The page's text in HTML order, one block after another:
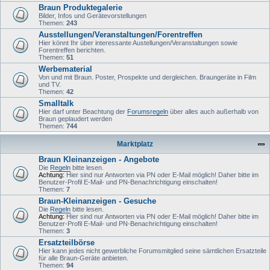
Braun Produktegalerie
Bilder, Infos und Gerätevorstellungen
Themen: 243
Ausstellungen/Veranstaltungen/Forentreffen
Hier könnt Ihr über interessante Austellungen/Veranstaltungen sowie
Forentreffen berichten.
Themen: 51
Werbematerial
Von und mit Braun. Poster, Prospekte und dergleichen. Braungeräte in Film
und TV.
Themen: 42
Smalltalk
Hier darf unter Beachtung der Forumsregeln über alles auch außerhalb von
Braun geplaudert werden
Themen: 744
Marktplatz
Braun Kleinanzeigen - Angebote
Die Regeln bitte lesen.
Achtung: Hier sind nur Antworten via PN oder E-Mail möglich! Daher bitte im
Benutzer-Profil E-Mail- und PN-Benachrichtigung einschalten!
Themen: 7
Braun-Kleinanzeigen - Gesuche
Die Regeln bitte lesen.
Achtung: Hier sind nur Antworten via PN oder E-Mail möglich! Daher bitte im
Benutzer-Profil E-Mail- und PN-Benachrichtigung einschalten!
Themen: 3
Ersatzteilbörse
Hier kann jedes nicht gewerbliche Forumsmitglied seine sämtlichen Ersatzteile
für alle Braun-Geräte anbieten.
Themen: 94